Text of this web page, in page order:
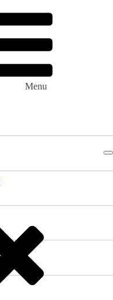
Menu